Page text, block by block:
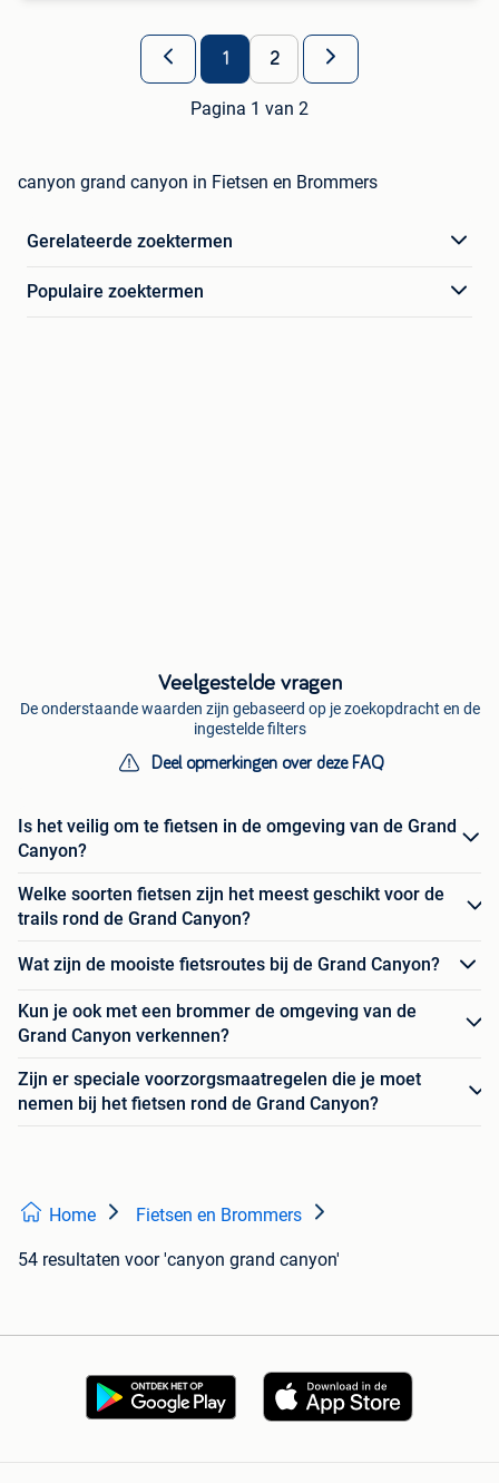
1 2
Pagina 1 van 2
canyon grand canyon in Fietsen en Brommers
Gerelateerde zoektermen
Populaire zoektermen
Veelgestelde vragen
De onderstaande waarden zijn gebaseerd op je zoekopdracht en de
ingestelde filters
Deel opmerkingen over deze FAQ
Is het veilig om te fietsen in de omgeving van de Grand
Canyon?
Welke soorten fietsen zijn het meest geschikt voor de
trails rond de Grand Canyon?
Wat zijn de mooiste fietsroutes bij de Grand Canyon?
Kun je ook met een brommer de omgeving van de
Grand Canyon verkennen?
Zijn er speciale voorzorgsmaatregelen die je moet
nemen bij het fietsen rond de Grand Canyon?
Home Fietsen en Brommers
54 resultaten voor 'canyon grand canyon'